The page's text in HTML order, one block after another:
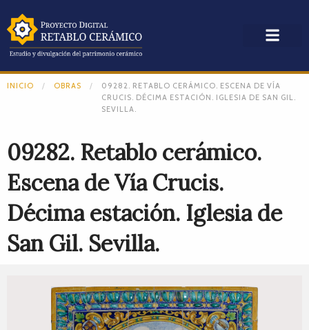
INICIO OBRAS
09282. RETABLO CERÁMICO. ESCENA DE VÍA
CRUCIS. DÉCIMA ESTACIÓN. IGLESIA DE SAN GIL.
SEVILLA.
09282. Retablo cerámico.
Escena de Vía Crucis.
Décima estación. Iglesia de
San Gil. Sevilla.